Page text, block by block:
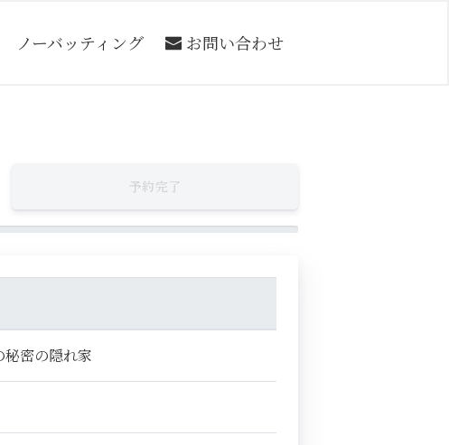
ノーバッティング お問い合わせ
予約完了
密の隠れ家